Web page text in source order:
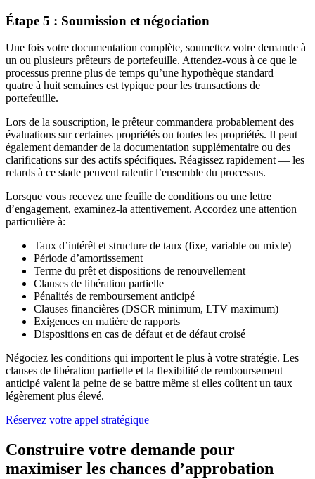
Étape 5 : Soumission et négociation
Une fois votre documentation complète, soumettez votre demande à
un ou plusieurs prêteurs de portefeuille. Attendez-vous à ce que le
processus prenne plus de temps qu’une hypothèque standard —
quatre à huit semaines est typique pour les transactions de
portefeuille.
Lors de la souscription, le prêteur commandera probablement des
évaluations sur certaines propriétés ou toutes les propriétés. Il peut
également demander de la documentation supplémentaire ou des
clarifications sur des actifs spécifiques. Réagissez rapidement — les
retards à ce stade peuvent ralentir l’ensemble du processus.
Lorsque vous recevez une feuille de conditions ou une lettre
d’engagement, examinez-la attentivement. Accordez une attention
particulière à:
Taux d’intérêt et structure de taux (fixe, variable ou mixte)
Période d’amortissement
Terme du prêt et dispositions de renouvellement
Clauses de libération partielle
Pénalités de remboursement anticipé
Clauses financières (DSCR minimum, LTV maximum)
Exigences en matière de rapports
Dispositions en cas de défaut et de défaut croisé
Négociez les conditions qui importent le plus à votre stratégie. Les
clauses de libération partielle et la flexibilité de remboursement
anticipé valent la peine de se battre même si elles coûtent un taux
légèrement plus élevé.
Réservez votre appel stratégique
Construire votre demande pour
maximiser les chances d’approbation